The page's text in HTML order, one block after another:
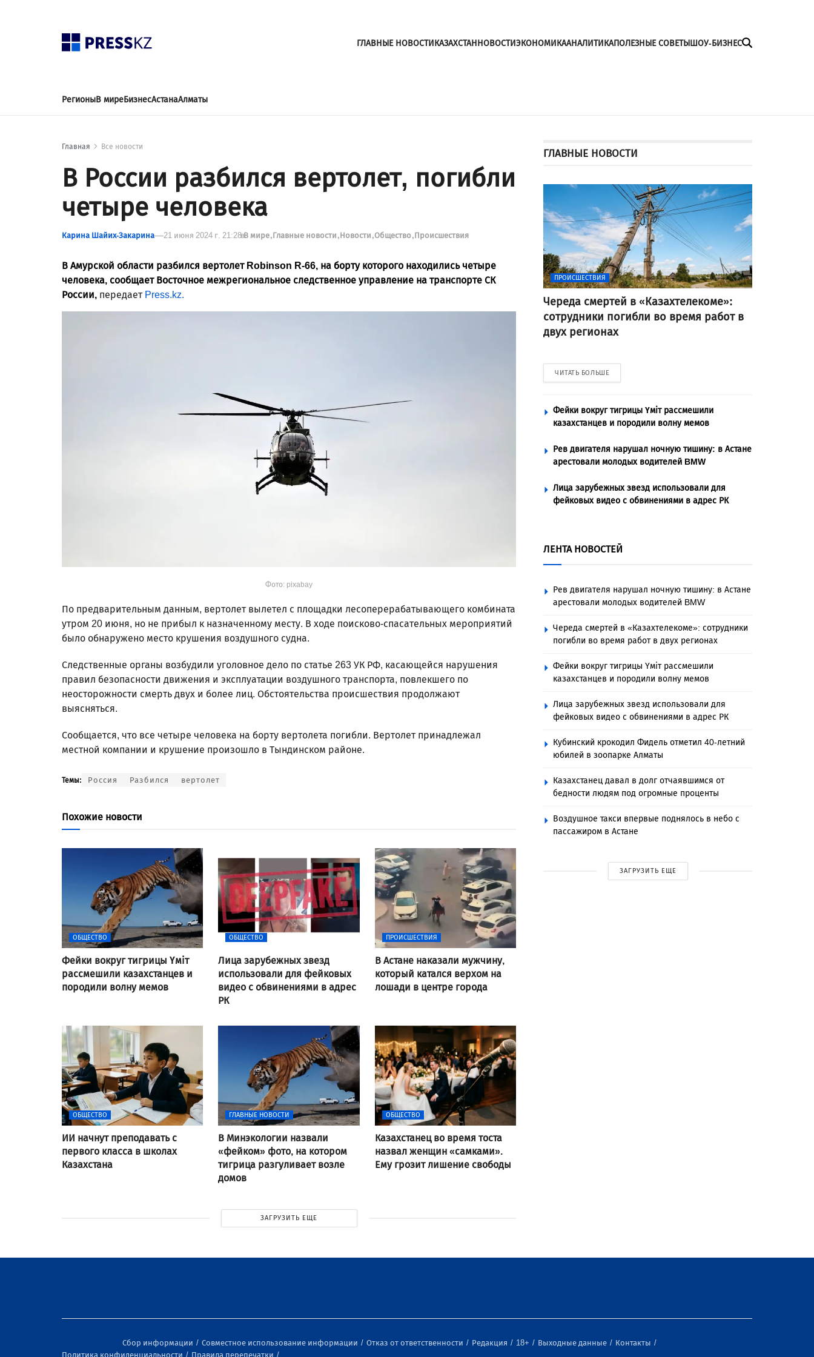
ГЛАВНЫЕ НОВОСТИКАЗАХСТАННОВОСТИЭКОНОМИКААНАЛИТИКАПОЛЕЗНЫЕ СОВЕТЫШОУ-БИЗНЕС
РегионыВ миреБизнесАстанаАлматы
Главная Все новости
В России разбился вертолет, погибли
четыре человека
Карина Шайих-Закарина 21 июня 2024 г. 21:28вВ мире Главные новости НовостиОбщество Происшествия
В Амурской области разбился вертолет Robinson R-66, на борту которого находились четыре
человека, сообщает Восточное межрегиональное следственное управление на транспорте СК
России, передает Press.kz.
Фото: pixabay
По предварительным данным, вертолет вылетел с площадки лесоперерабатывающего комбината
утром 20 июня, но не прибыл к назначенному месту. В ходе поисково-спасательных мероприятий
было обнаружено место крушения воздушного судна.
Следственные органы возбудили уголовное дело по статье 263 УК РФ, касающейся нарушения
правил безопасности движения и эксплуатации воздушного транспорта, повлекшего по
неосторожности смерть двух и более лиц. Обстоятельства происшествия продолжают
выясняться.
Сообщается, что все четыре человека на борту вертолета погибли. Вертолет принадлежал
местной компании и крушение произошло в Тындинском районе.
Темы: Россия Разбился вертолет
Похожие новости
ОБЩЕСТВО
Фейки вокруг тигрицы Үміт
рассмешили казахстанцев и
породили волну мемов
ОБЩЕСТВО
Лица зарубежных звезд
использовали для фейковых
видео с обвинениями в адрес
РК
ПРОИСШЕСТВИЯ
В Астане наказали мужчину,
который катался верхом на
лошади в центре города
ОБЩЕСТВО
ИИ начнут преподавать с
первого класса в школах
Казахстана
ГЛАВНЫЕ НОВОСТИ
В Минэкологии назвали
«фейком» фото, на котором
тигрица разгуливает возле
домов
ОБЩЕСТВО
Казахстанец во время тоста
назвал женщин «самками».
Ему грозит лишение свободы
ЗАГРУЗИТЬ ЕЩЕ
ГЛАВНЫЕ НОВОСТИ
ПРОИСШЕСТВИЯ
Череда смертей в «Казахтелекоме»:
сотрудники погибли во время работ в
двух регионах
ЧИТАТЬ БОЛЬШЕ
Фейки вокруг тигрицы Үміт рассмешили
казахстанцев и породили волну мемов
Рев двигателя нарушал ночную тишину: в Астане
арестовали молодых водителей BMW
Лица зарубежных звезд использовали для
фейковых видео с обвинениями в адрес РК
ЛЕНТА НОВОСТЕЙ
Рев двигателя нарушал ночную тишину: в Астане
арестовали молодых водителей BMW
Череда смертей в «Казахтелекоме»: сотрудники
погибли во время работ в двух регионах
Фейки вокруг тигрицы Үміт рассмешили
казахстанцев и породили волну мемов
Лица зарубежных звезд использовали для
фейковых видео с обвинениями в адрес РК
Кубинский крокодил Фидель отметил 40-летний
юбилей в зоопарке Алматы
Казахстанец давал в долг отчаявшимся от
бедности людям под огромные проценты
Воздушное такси впервые поднялось в небо с
пассажиром в Астане
ЗАГРУЗИТЬ ЕЩЕ
Сбор информации Совместное использование информации Отказ от ответственности Редакция 18+ Выходные данные
Контакты
Политика конфиденциальности
Правила перепечатки